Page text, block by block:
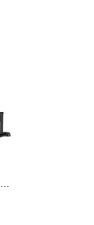
美国StairMaster班霸划船器HIIT ROWER